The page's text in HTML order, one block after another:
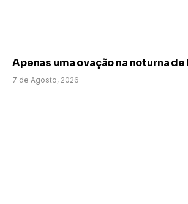
Apenas uma ovação na noturna
7 de Agosto, 2026